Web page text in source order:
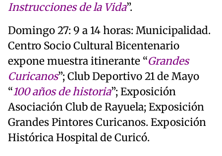
Instrucciones de la Vida”.
Domingo 27: 9 a 14 horas: Municipalidad.
Centro Socio Cultural Bicentenario
expone muestra itinerante “Grandes
Curicanos”; Club Deportivo 21 de Mayo
“100 años de historia”; Exposición
Asociación Club de Rayuela; Exposición
Grandes Pintores Curicanos. Exposición
Histórica Hospital de Curicó.